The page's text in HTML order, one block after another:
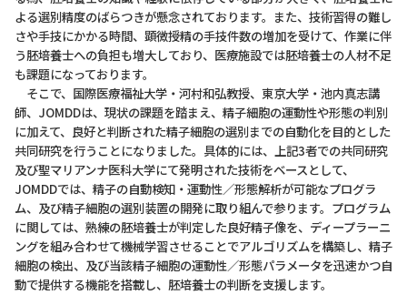
よる選別精度のばらつきが懸念されております。また、技術習得の難し
さや手技にかかる時間、顕微授精の手技件数の増加を受けて、作業に伴
う胚培養士への負担も増大しており、医療施設では胚培養士の人材不足
も課題になっております。
そこで、国際医療福祉大学・河村和弘教授、東京大学・池内真志講
師、JOMDDは、現状の課題を踏まえ、精子細胞の運動性や形態の判別
に加えて、良好と判断された精子細胞の選別までの自動化を目的とした
共同研究を行うことになりました。具体的には、上記3者での共同研究
及び聖マリアンナ医科大学にて発明された技術をベースとして、
JOMDDでは、精子の自動検知・運動性／形態解析が可能なプログラ
ム、及び精子細胞の選別装置の開発に取り組んで参ります。プログラム
に関しては、熟練の胚培養士が判定した良好精子像を、ディープラーニ
ングを組み合わせて機械学習させることでアルゴリズムを構築し、精子
細胞の検出、及び当該精子細胞の運動性／形態パラメータを迅速かつ自
動で提供する機能を搭載し、胚培養士の判断を支援します。